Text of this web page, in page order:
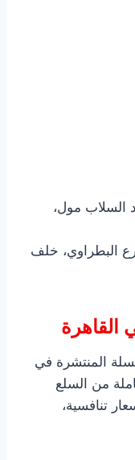
السلاب مول،
البطراوي، خلف
القاهرة
المنتشرة في
من السلع
تنافسية،